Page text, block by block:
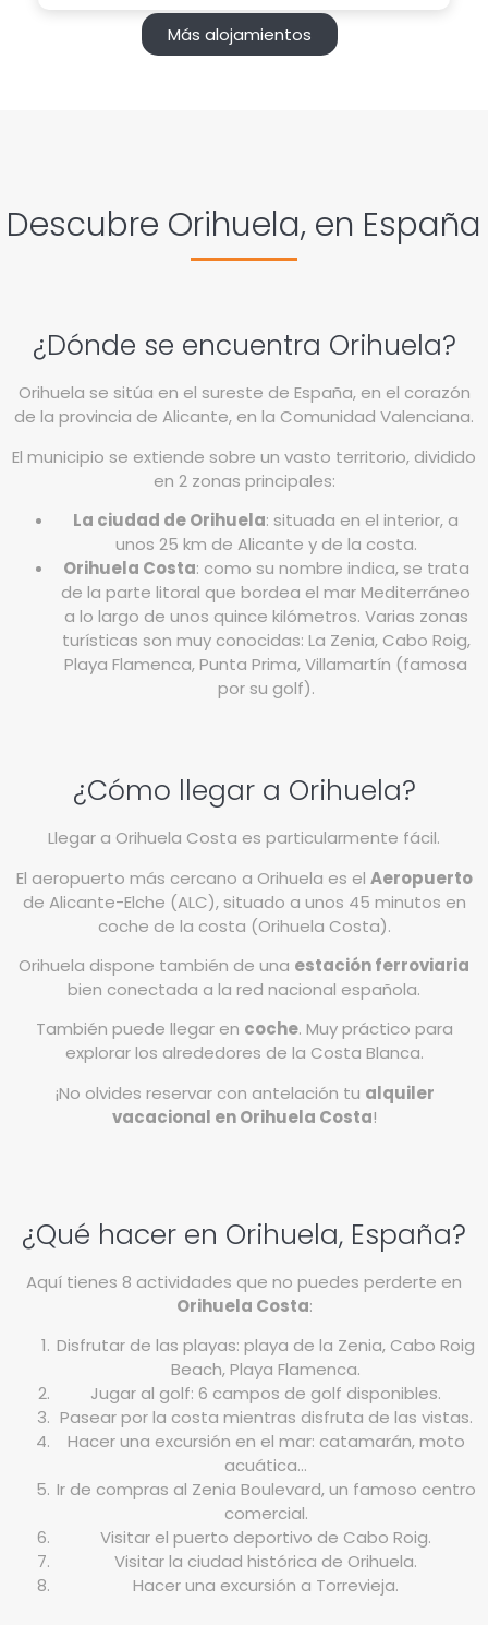
Más alojamientos
Descubre Orihuela, en España
¿Dónde se encuentra Orihuela?
Orihuela se sitúa en el sureste de España, en el corazón
de la provincia de Alicante, en la Comunidad Valenciana.
El municipio se extiende sobre un vasto territorio, dividido
en 2 zonas principales:
La ciudad de Orihuela: situada en el interior, a
unos 25 km de Alicante y de la costa.
Orihuela Costa: como su nombre indica, se trata
de la parte litoral que bordea el mar Mediterráneo
a lo largo de unos quince kilómetros. Varias zonas
turísticas son muy conocidas: La Zenia, Cabo Roig,
Playa Flamenca, Punta Prima, Villamartín (famosa
por su golf).
¿Cómo llegar a Orihuela?
Llegar a Orihuela Costa es particularmente fácil.
El aeropuerto más cercano a Orihuela es el Aeropuerto
de Alicante-Elche (ALC), situado a unos 45 minutos en
coche de la costa (Orihuela Costa).
Orihuela dispone también de una estación ferroviaria
bien conectada a la red nacional española.
También puede llegar en coche. Muy práctico para
explorar los alrededores de la Costa Blanca.
¡No olvides reservar con antelación tu alquiler
vacacional en Orihuela Costa!
¿Qué hacer en Orihuela, España?
Aquí tienes 8 actividades que no puedes perderte en
Orihuela Costa:
Disfrutar de las playas: playa de la Zenia, Cabo Roig
Beach, Playa Flamenca.
Jugar al golf: 6 campos de golf disponibles.
Pasear por la costa mientras disfruta de las vistas.
Hacer una excursión en el mar: catamarán, moto
acuática…
Ir de compras al Zenia Boulevard, un famoso centro
comercial.
Visitar el puerto deportivo de Cabo Roig.
Visitar la ciudad histórica de Orihuela.
Hacer una excursión a Torrevieja.